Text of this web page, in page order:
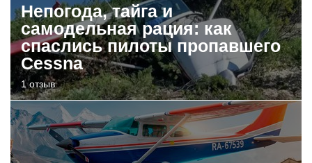
Непогода, тайга и
самодельная рация: как
спаслись пилоты пропавшего
Cessna
1 отзыв